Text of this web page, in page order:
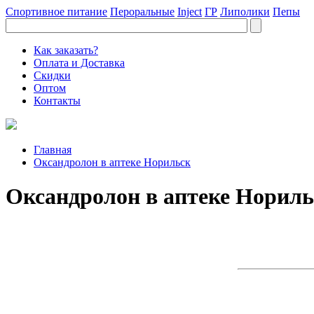
Спортивное питание Пероральные Inject ГР Липолики Пепы
Как заказать?
Оплата и Доставка
Скидки
Оптом
Контакты
Главная
Оксандролон в аптеке Норильск
Оксандролон в аптеке